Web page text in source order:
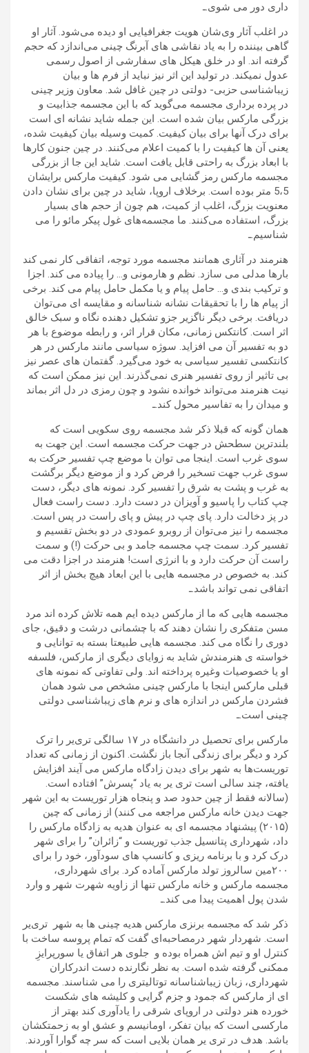
داری دور می شوی.ـ
در اغلب آثار وی‌شان هویت جغرافیایی او دیده می‌شود. آثار او
گاهی بیننده را به یاد نقاشی های آبرنگ چینی می‌اندازد که حجم
گرفته اند. او در خلق هیکل های سفارشی از اصول رسمی
عدول نمیکند. در تولید این اثر نیز نباید از فرم ها و بیان
زیباشناسی حزبی- دولتی در چین غافل شد. معاون وزیر چینی
در پرده برداری مجسمه می‌گوید که با این مجسمه جذابیت و
بزرگی مارکس بیان شده است. این جمله شاید نشانه ای است
برای درک آنها برای بیان کیفیت. کمیت وسیله بیان کیفیت شده،
یعنی آن ها کیفیت را با کمیت اعلام می‌کنند. در چین جنون کارها
با ابعاد بزرگ به راحتی قابل یافت است. شاید این جا از بزرگی
مجسمه مارکس رمز گشایی می شود. کیفیت مارکس برایشان
5،5 متر بوده است. برخلاف اروپا، شاید در چین برای نشان دادن
معنویت بزرگ، اغلب از کمیت، هم چون از حجم های بسیار
بزرگ، استفاده می‌کنند. ما مجسمه‌های غول پیکر مائو را می
شناسیم.ـ
هنرمند در آثاری همانند مجسمه مورد توجه، اتفاقی کار نمی کند
بارها مدلی می سازد. نظم و هارمونی و… را پیاده می کند. اجزا
و ترکیب بندی و… حامل پیام و یا مکمل حامل پیام می کند. برخی
از پیام ها را با تحقیقات نشانه شناسانه و مقایسه ای می‌توان
دریافت. برخی دیگر ناگزیر جزو تشکیل دهنده نگاه و سبک خالق
اثر است. کانتکس زمانی، مکان قرار اثر، و رابطه موضوع با هر
دو به تفسیر آن می افزاید. سوژه سیاسی مانند مارکس در هر
کانتکسی تفسیر سیاسی به خود می‌گیرد. گفتمان های عصر نیز
بی تاثیر از روی تفسیر هنری نمی‌گذرند. این نیز ممکن است که
نیت هنرمند می‌تواند خوانده نشود و چون رمزی در دل اثر بماند
و میدان را به تفاسیر محول کند.ـ
همان گونه که قبلا ذکر شد مجسمه روی سکویی است که
بلندترین سطحش در جهت حرکت مجسمه است. این جهت به
سوی غرب است. اینجا می توان با موضع چپ تفسیر حرکت به
سوی غرب جهت تسخیر را فرض کرد و از موضع دیگر برگشت
به غرب و پشت به شرق را تفسیر کرد. نمونه های دیگر، دست
چپ کتاب را پاسیو و آویزان در دست دارد. دست راست فعال
در پز دخالت دارد. پای چپ در پیش و پای راست در پس است.
مجسمه را نیز می‌توان از روبرو عمودی در دو بخش تقسیم و
تفسیر کرد. سمت چپ مجسمه جامد و بی حرکت (!) و سمت
راست آن حرکت دارد و با انرژی است! هنرمند در اجزا دقت می
کند. به خصوص در مجسمه هایی با این ابعاد هیچ بخش از اثر
اتفاقی نمی تواند باشد.ـ
مجسمه هایی که ما از مارکس دیده ایم همه تلاش کرده اند مرد
مسن متفکری را نشان دهند که با چشمانی درشت و دقیق، جای
دوری را نگاه می کند. مجسمه هایی طبیعتا بسته به توانایی و
خواسته ی هنرمندش شاید به زوایای دیگری از مارکس، فلسفه
او یا خصوصیات وغیره پرداخته اند. ولی تفاوتی که نمونه های
قبلی مارکس اینجا با مارکس چینی مشخص می شود همان
فشردن مارکس در اندازه های و نرم های زیباشناسی دولتی
چینی است.ـ
مارکس برای تحصیل در دانشگاه در ۱۷ سالگی تری‌یر را ترک
کرد و دیگر برای زندگی آنجا باز نگشت. اکنون از زمانی که تعداد
توریست‌ها به شهر برای دیدن زادگاه مارکس می آیند افزایش
یافته، چند سالی است تری یر به یاد “پسرش” افتاده است.
(سالانه فقط از چین حدود صد و پنجاه هزار توریست به این شهر
جهت دیدن خانه مارکس مراجعه می کنند) از زمانی که چین
(۲۰۱۵) پیشنهاد مجسمه ای به عنوان هدیه به زادگاه مارکس را
داد، شهرداری پتانسیل جذب توریست و “زائران” را برای شهر
درک کرد و با برنامه ریزی و کانسپ های سودآور، خود را برای
۲۰۰مین سالروز تولد مارکس آماده کرد. برای شهرداری،
مجسمه مارکس و خانه مارکس تنها از زاویه شهرت شهر و وارد
شدن پول اهمیت پیدا می کند.ـ
ذکر شد که مجسمه برنزی مارکس هدیه چینی ها به شهر تری‌یر
است. شهردار شهر درمصاحبه‌ای گفت که تمام پروسه ساخت با
کنترل او و تیم اش همراه بوده و جلوی هر اتفاق یا سورپرایزِ
ممکنی گرفته شده است. به نظر نگارنده دست اندرکاران
شهرداری، زبان زیباشناسانه توتالیتری را می شناسند. مجسمه
ای از مارکس که جمود و جزم گرایی و کلیشه های شکست
خورده هنر دولتی در اروپای شرقی را یادآوری کند بهتر از
مارکسی است که بیان تفکر، اومانیسم و عشق او به زحمتکشان
باشد. هدف در تری یر همان بلایی است که سر چه گوارا آوردند.